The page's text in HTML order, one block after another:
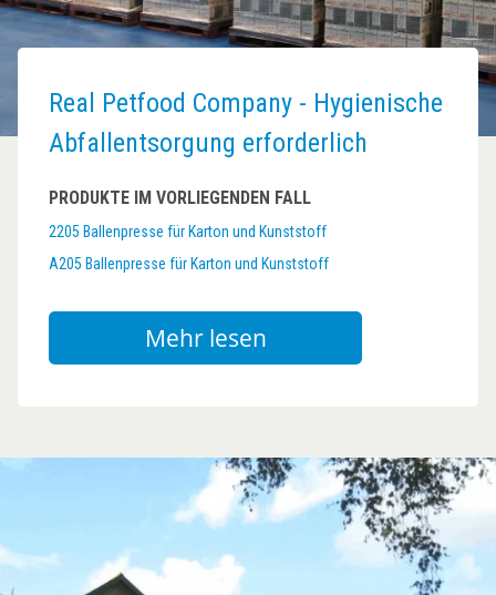
Real Petfood Company - Hygienische
Abfallentsorgung erforderlich
PRODUKTE IM VORLIEGENDEN FALL
2205 Ballenpresse für Karton und Kunststoff
A205 Ballenpresse für Karton und Kunststoff
Mehr lesen